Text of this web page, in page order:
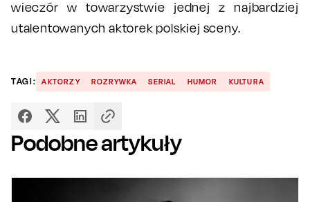
wieczór w towarzystwie jednej z najbardziej
utalentowanych aktorek polskiej sceny.
TAGI: AKTORZY ROZRYWKA SERIAL HUMOR KULTURA
Podobne artykuły